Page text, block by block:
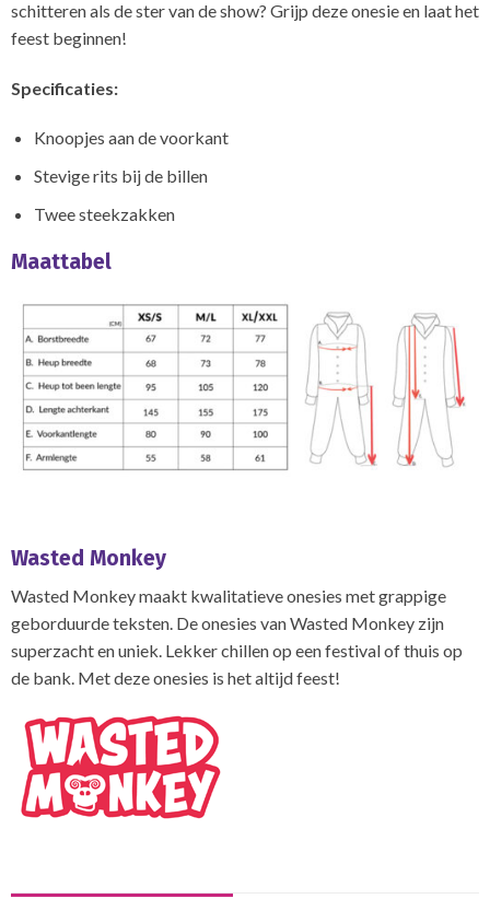
schitteren als de ster van de show? Grijp deze onesie en laat het
feest beginnen!
Specificaties:
Knoopjes aan de voorkant
Stevige rits bij de billen
Twee steekzakken
Maattabel
Wasted Monkey
Wasted Monkey maakt kwalitatieve onesies met grappige
geborduurde teksten. De onesies van Wasted Monkey zijn
superzacht en uniek. Lekker chillen op een festival of thuis op
de bank. Met deze onesies is het altijd feest!